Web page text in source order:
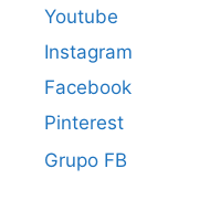
Youtube
Instagram
Facebook
Pinterest
Grupo FB